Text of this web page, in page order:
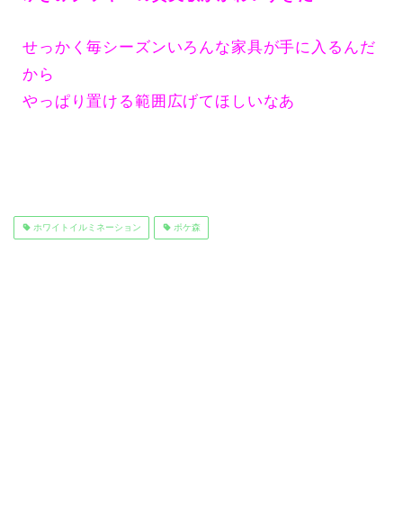
せっかく毎シーズンいろんな家具が手に入るんだ
から
やっぱり置ける範囲広げてほしいなあ
ホワイトイルミネーション ポケ森